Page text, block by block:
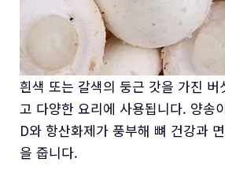
흰색 또는 갈색의 둥근 갓을 가진 버
고 다양한 요리에 사용됩니다. 양송
D와 항산화제가 풍부해 뼈 건강과
을 줍니다.